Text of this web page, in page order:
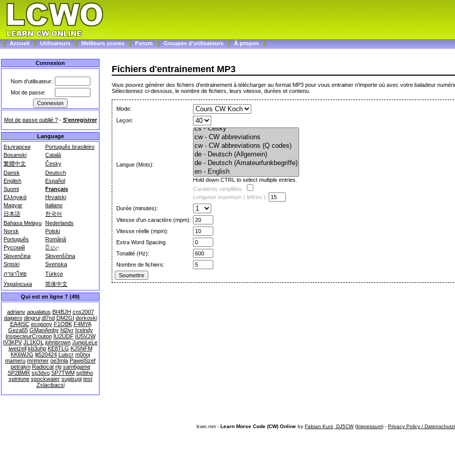
Accueil Utilisateurs Meilleurs scores Forum Groupes d'utilisateurs À propos
Connexion
Nom d'utilisateur:
Mot de passe:
Mot de passe oublié ?- S'enregistrer
Language
Български
Português brasileiro
Bosanski
Català
繁體中文
Česky
Dansk
Deutsch
English
Español
Suomi
Français
Ελληνικά
Hrvatski
Magyar
Italiano
日本語
한국어
Bahasa Melayu Nederlands
Norsk
Polski
Português
Română
Русский
සිංහල
Slovenčina
Slovenščina
Srpski
Svenska
ภาษาไทย
Türkçe
Українська
简体中文
Qui est en ligne ? (49)
adrianv aqualatus BI4BJH cns2007
daigero dingrui dl7nd DM2GI dorkoski
EA4ISC ecopony F1OBK F4MYA
Geza65 GManAmby hl2iyr Iceindy
InspecteurCrouton IU2UDF IU5VJW
IV3KPV JL1KQL johnbrown JunioLeLe
jwetzell kb3uhp KE8TLG KJ5NFM
KK6WJG ljt520424 Luiscr m0noj
mameru mrimmer oe3mla PawelSzef
petralyn Radiocat rlg sam6game
SP2BMR sp3dvo SP7TWM sp9tho
spintone spockwater sugisugi test
Zslacibacsi
Fichiers d'entrainement MP3
Vous pouvez générer des fichiers d'entrainement à télécharger au format MP3 pour vous entrainer n'importe où avec votre baladeur
Sélectionnez ci-dessous, le nombre de fichiers, leurs vitesse, durées et contenu.
Mode:
Leçon:
Langue (Mots):
Hold down CTRL to select multiple entries.
Caratères simplifiés:
Longueur maximum ( lettres ):
Durée (minutes):
Vitesse d'un caractère (mpm):
Vitesse réelle (mpm):
Extra Word Spacing
Tonalité (Hz):
Nombre de fichiers:
lcwo.net - Learn Morse Code (CW) Online by Fabian Kurz, DJ5CW(Impressum) - Privacy Policy /